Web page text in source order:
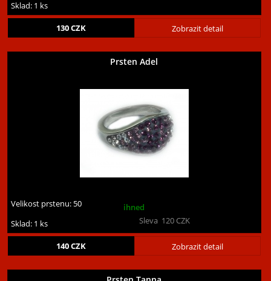
Sklad: 1 ks
Zobrazit detail
130CZK
Prsten Adel
Velikost prstenu: 50
ihned
Sklad: 1 ks
Zobrazit detail
140CZK
Sleva 120CZK